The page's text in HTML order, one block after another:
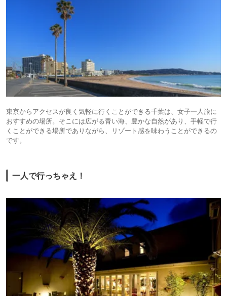
東京からアクセスが良く気軽に行くことができる千葉は、女子一人旅に
おすすめの場所。そこには広がる青い海、豊かな自然があり、手軽で行
くことができる場所でありながら、リゾート感を味わうことができるの
です。
一人で行っちゃえ！